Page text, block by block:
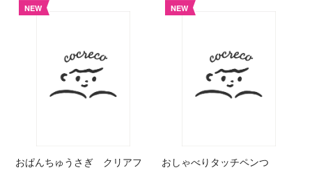
NEW
おぱんちゅうさぎ クリアフ
NEW
おしゃべりタッチペンつ